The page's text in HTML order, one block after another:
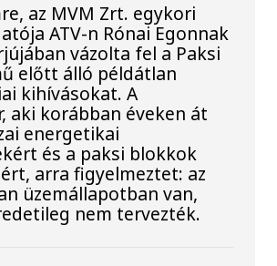
az MVM Zrt. egykori
ATV-n Rónai Egonnak
vázolta fel a Paksi
előtt álló példátlan
kihívásokat. A
aki korábban éveken át
energetikai
és a paksi blokkok
arra figyelmeztet: az
üzemállapotban van,
nem tervezték.